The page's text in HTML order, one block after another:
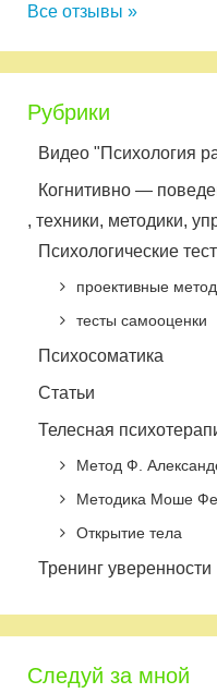
Все отзывы »
Рубрики
Видео "Психология
Когнитивно —
, техники, методики,
Психологические
проективные
тесты самооценки
Психосоматика
Статьи
Телесная
Метод Ф.
Методика Моше
Открытие тела
Тренинг уверенности
Следуй за мной